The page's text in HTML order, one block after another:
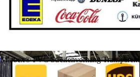
Marbex® PVC Streifenvorhang Transparent